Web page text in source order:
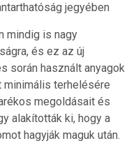
jegyében
mindig is nagy
és ez az új
során használt anyagok
minimális terhelésére
megoldásait és
alakították ki, hogy a
hagyják maguk után.